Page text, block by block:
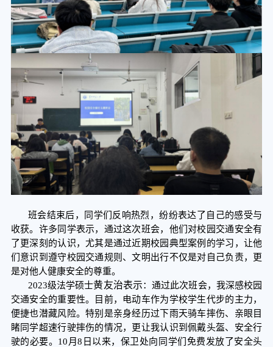
班会结束后，同学们反响热烈，纷纷表达了自己的感受与
收获。许多同学表示，通过这次班会，他们对校园交通安全有
了更深刻的认识，尤其是通过近期校园典型案例的学习，让他
们意识到遵守校园交通规则、文明出行不仅是对自己负责，更
是对他人健康安全的尊重。
2023级法学硕士黄友治表示：通过此次班会，我深感校园
交通安全的重要性。目前，电动车作为学校学生代步的主力，
便捷也潜藏风险。特别是亲身经历过下雨天骑车摔伤、亲眼目
睹同学超速行驶摔伤的情况，更让我认识到佩戴头盔、安全行
驶的必要。10月8日以来，保卫处向同学们免费发放了安全头